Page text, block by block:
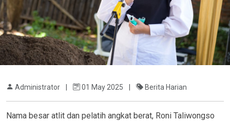
Administrator 01 May 2025 Berita Harian
Nama besar atlit dan pelatih angkat berat, Roni Taliwongso